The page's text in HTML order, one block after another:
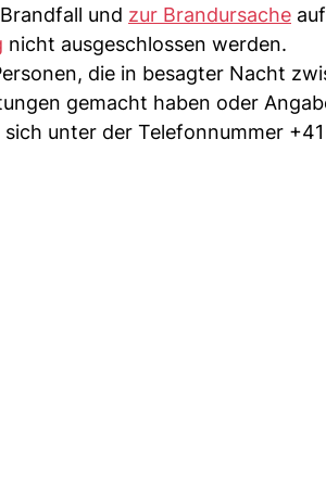
und zur Brandursache
nicht ausgeschlossen werden.
die in besagter Nacht
gemacht haben oder
unter der Telefonnummer +41